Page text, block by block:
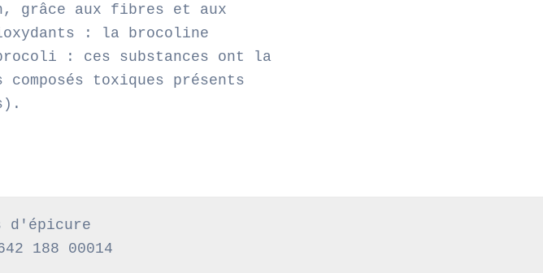
grâce aux fibres et aux
: la brocoline
: ces substances ont la
toxiques présents
d'épicure
188 00014